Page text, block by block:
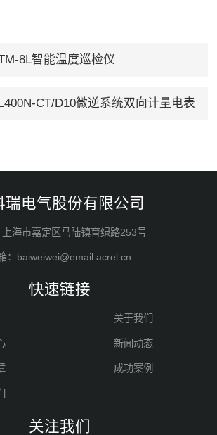
8L智能温度巡检仪
CT/D10微逆系统双向计量电表
瑞电气股份有限公司
海市嘉定区马陆镇育绿路253号
：baiweiwei@email.acrel.cn
快速链接
关于我们
新闻动态
成功案例
关注我们